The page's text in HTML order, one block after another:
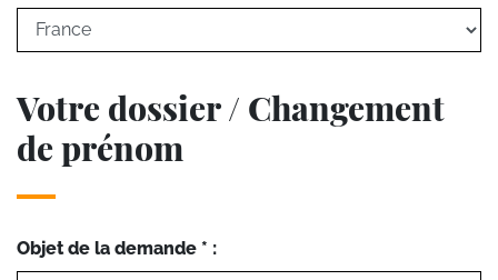
Votre dossier / Changement
de prénom
Objet de la demande * :